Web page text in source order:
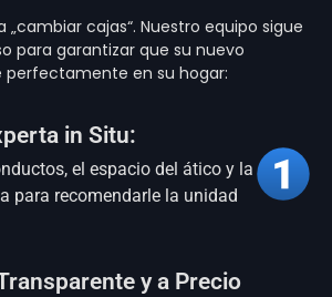
„cambiar cajas“. Nuestro equipo sigue
para garantizar que su nuevo
perfectamente en su hogar:
in Situ:
el espacio del ático y la
para recomendarle la unidad
y a Precio